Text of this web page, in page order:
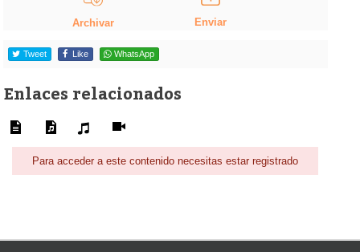
Archivar Enviar
Tweet Like WhatsApp
Enlaces relacionados
Para acceder a este contenido necesitas estar registrado